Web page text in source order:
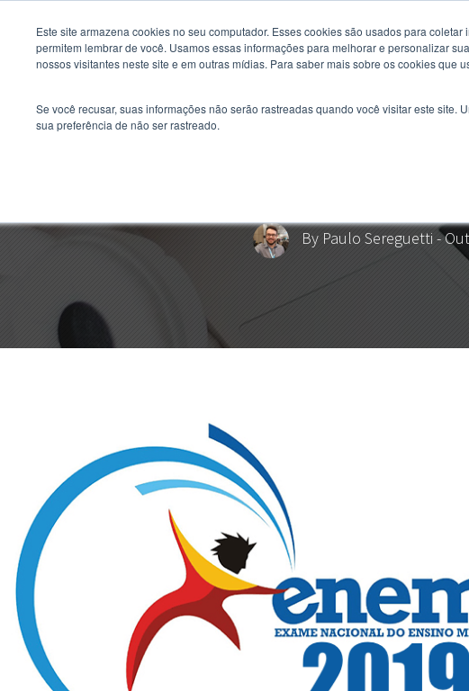
Este site armazena cookies no seu computador. Esses cookies são usados ​​para
permitem lembrar de você. Usamos essas informações para melhorar e personalizar
nossos visitantes neste site e em outras mídias. Para saber mais sobre os cookies que
Se você recusar, suas informações não serão rastreadas quando você visitar este site.
sua preferência de não ser rastreado.
ENEM: Tudo que você
By Paulo Sereguetti -